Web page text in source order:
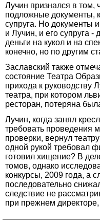
Лучин признался в том,
подложные документы,
супруга. Но документы
и Лучин, и его супруга -
деньги на кукол и на
конечно, но по другим
Заславский также
состояние Театра
прихода к руководству
театра, при котором
ресторан, потеряна
Лучин, когда занял
требовать проведения
проверки, вернул
одной рукой требовал
готовил хищение? В
томов, однако
конкурсы, 2009 года, а
последовательно
следствие не
при прежнем